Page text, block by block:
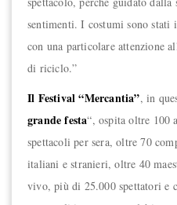
sentimenti. I costumi sono
con una particolare attenzione
di riciclo.”
Il Festival “Mercantia”, in
grande festa“, ospita oltre 100
spettacoli per sera, oltre 70
italiani e stranieri, oltre 40
vivo, più di 25.000 spettatori e